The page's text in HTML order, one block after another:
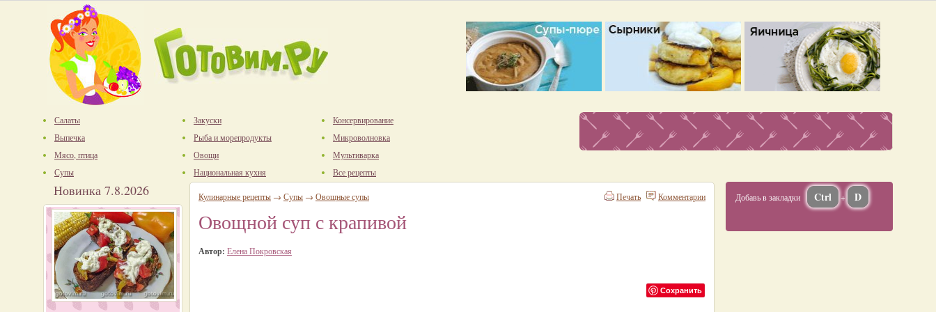
Салаты
Выпечка
Мясо, птица
Супы
Закуски
Рыба и морепродукты
Овощи
Национальная кухня
Консервирование
Микроволновка
Мультиварка
Все рецепты
Новинка 7.8.2026 Комментарии
Печать
Кулинарные рецепты → Супы → Овощные супы
Овощной суп с крапивой
Автор: Елена Покровская
Сохранить
Добавь в закладки Ctrl + D